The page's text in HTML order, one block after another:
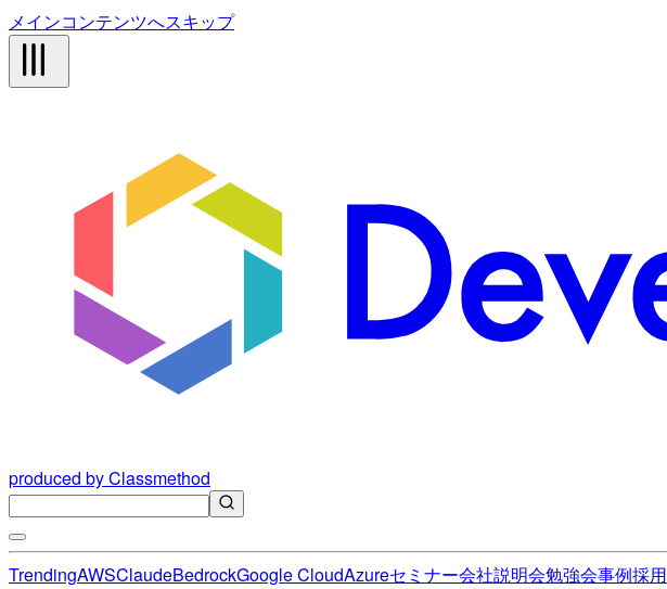
メインコンテンツへスキップ
produced by Classmethod
TrendingAWSClaudeBedrockGoogle CloudAzureセミナー会社説明会勉強会事例採用